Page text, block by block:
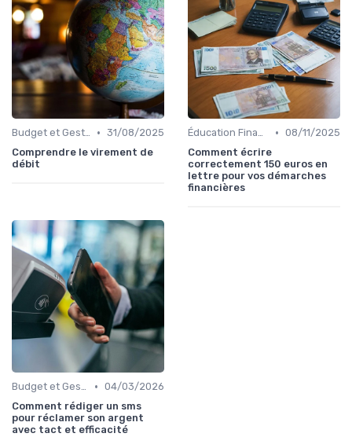
Budget et Gestion des Finances Personnelles • 31/08/2025
Comprendre le virement de
débit
Éducation Financière • 08/11/2025
Comment écrire
correctement 150 euros en
lettre pour vos démarches
financières
Budget et Gestion des Finances Personnelles • 04/03/2026
Comment rédiger un sms
pour réclamer son argent
avec tact et efficacité